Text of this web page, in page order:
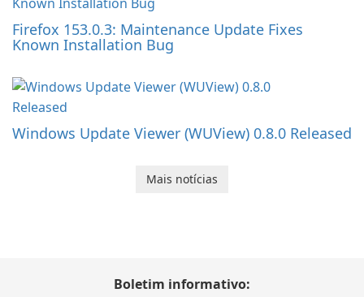
Firefox 153.0.3: Maintenance Update Fixes
Known Installation Bug
Windows Update Viewer (WUView) 0.8.0 Released
Mais notícias
Boletim informativo: